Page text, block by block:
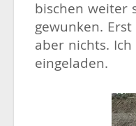
bischen weiter
gewunken.
aber nichts.
eingeladen.